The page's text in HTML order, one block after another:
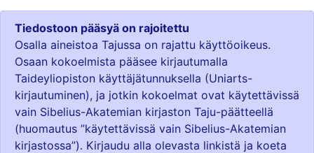
Tiedostoon pääsyä on rajoitettu
Osalla aineistoa Tajussa on rajattu käyttöoikeus.
Osaan kokoelmista pääsee kirjautumalla
Taideyliopiston käyttäjätunnuksella (Uniarts-
kirjautuminen), ja jotkin kokoelmat ovat käytettävissä
vain Sibelius-Akatemian kirjaston Taju-päätteellä
(huomautus ”käytettävissä vain Sibelius-Akatemian
kirjastossa”). Kirjaudu alla olevasta linkistä ja koeta